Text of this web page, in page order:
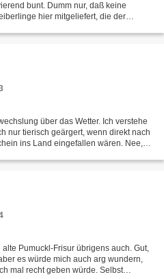
bunt. Dumm nur, daß keine
hier mitgeliefert, die der
über das Wetter. Ich verstehe
nur tierisch geärgert, wenn direkt nach
ins Land eingefallen wären. Nee,
Pumuckl-Frisur übrigens auch. Gut,
es würde mich auch arg wundern,
mal recht geben würde. Selbst